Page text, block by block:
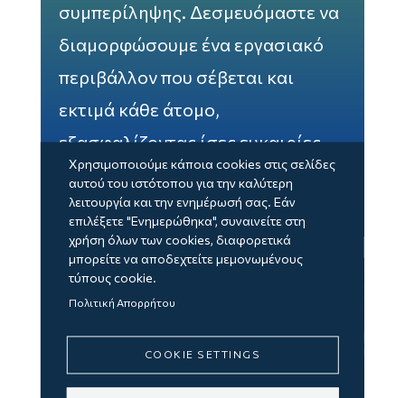
συμπερίληψης. Δεσμευόμαστε να
διαμορφώσουμε ένα εργασιακό
περιβάλλον που σέβεται και
εκτιμά κάθε άτομο,
εξασφαλίζοντας ίσες ευκαιρίες
για όλους.
Χρησιμοποιούμε κάποια cookies στις σελίδες
αυτού του ιστότοπου για την καλύτερη
λειτουργία και την ενημέρωσή σας. Εάν
επιλέξετε "Ενημερώθηκα", συναινείτε στη
χρήση όλων των cookies, διαφορετικά
μπορείτε να αποδεχτείτε μεμονωμένους
τύπους cookie.
Πολιτική Απορρήτου
COOKIE SETTINGS